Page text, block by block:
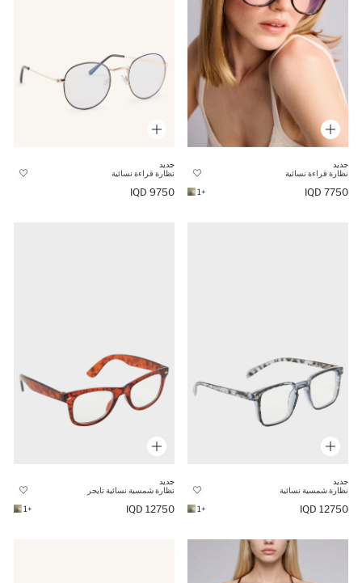
جديد
نظارة قراءة نسائية
7750 IQD
+1
جديد
نظارة قراءة نسائية
9750 IQD
جديد
نظارة شمسية نسائية
12750 IQD
+1
جديد
نظارة شمسية نسائية تايجر
12750 IQD
+1